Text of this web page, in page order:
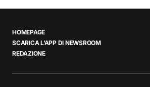
HOMEPAGE
SCARICA L’APP DI NEWSROOM
REDAZIONE